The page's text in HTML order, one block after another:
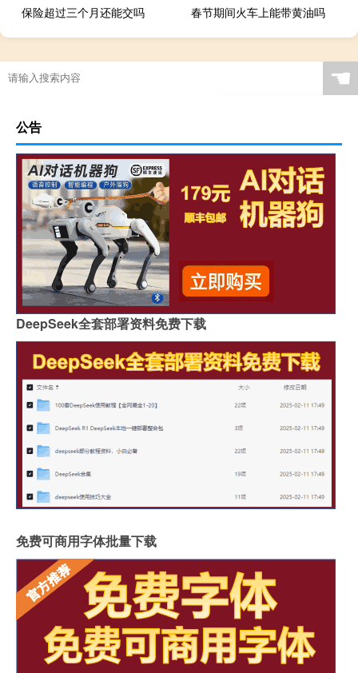
保险超过三个月还能交吗 春节期间火车上能带黄油吗
☚
公告
DeepSeek全套部署资料免费下载
免费可商用字体批量下载